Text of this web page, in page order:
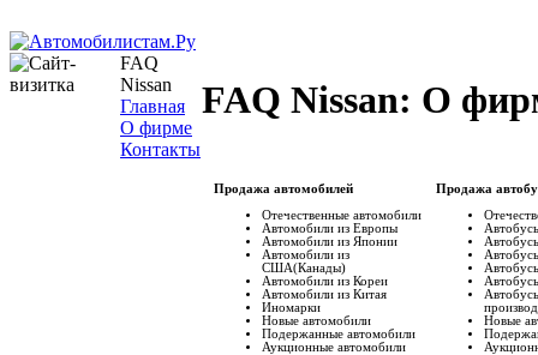
FAQ
Nissan
Главная
О фирме
Контакты
FAQ Nissan: О
Продажа автомобилей
Отечественные автомобили
Автомобили из Европы
Автомобили из Японии
Автомобили из
США(Канады)
Автомобили из Кореи
Автомобили из Китая
Иномарки
Новые автомобили
Подержанные автомобили
Аукционные автомобили
Продажа
Новые